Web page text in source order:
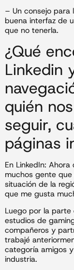
– Un consejo para
buena interfaz de
que no tenerla.
¿Qué
Linkedin
quién
seguir,
páginas
En LinkedIn:
muchos gente
situación de la
que me gusta
Luego por la parte
estudios de
compañeros y
trabajé
categoría amigos
industria.